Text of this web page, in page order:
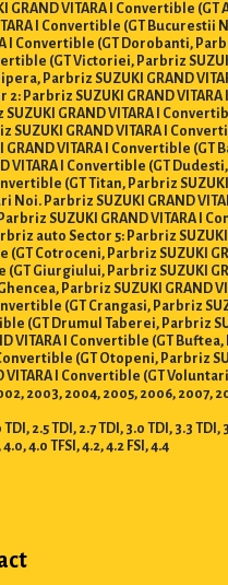
VITARA I Convertible
I Convertible (GT Bucurestii
I Convertible (GT Dorobanti,
(GT Victoriei, Parbriz SUZUKI
Parbriz SUZUKI GRAND
Parbriz SUZUKI GRAND
GRAND VITARA I
GRAND VITARA I
VITARA I Convertible (GT
VITARA I Convertible (GT
(GT Titan, Parbriz SUZUKI
Noi. Parbriz SUZUKI GRAND
SUZUKI GRAND VITARA I
auto Sector 5: Parbriz SUZUKI
Cotroceni, Parbriz SUZUKI
Giurgiului, Parbriz SUZUKI
Parbriz SUZUKI GRAND
(GT Crangasi, Parbriz
(GT Drumul Taberei, Parbriz
VITARA I Convertible (GT Buftea,
(GT Otopeni, Parbriz
VITARA I Convertible (GT
2003, 2004, 2005, 2006, 2007,
2.5 TDI, 2.7 TDI, 3.0 TDI, 3.3 TDI,
4.0, 4.0 TFSI, 4.2, 4.2 FSI, 4.4